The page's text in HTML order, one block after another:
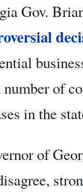
Gov.
of
in the
of